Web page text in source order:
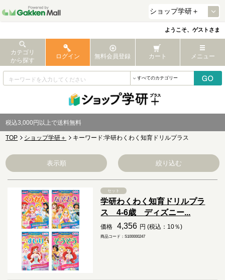
ようこそ、ゲストさま
カテゴリ
から探す
ログイン 無料会員登録 カート メニュー
税込3,000円以上で送料無料
TOP ショップ学研＋ キーワード:学研わくわく知育ドリルプラス
表示順 絞り込む
セット
学研わくわく知育ドリルプラ
ス 4-6歳 ディズニー...
価格 4,356 円 (税込：10％)
商品コード：S100000247